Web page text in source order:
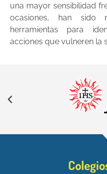
una mayor sensibilidad
ocasiones, han sido
herramientas para
acciones que vulneren la